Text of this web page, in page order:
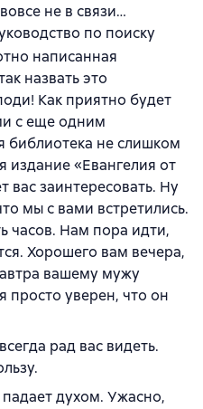
не в связи…
по поиску
написанная
назвать это
Как приятно будет
с еще одним
библиотека не слишком
издание «Евангелия от
заинтересовать. Ну
мы с вами встретились.
часов. Нам пора идти,
Хорошего вам вечера,
вашему мужу
просто уверен, что он
рад вас видеть.
духом. Ужасно,